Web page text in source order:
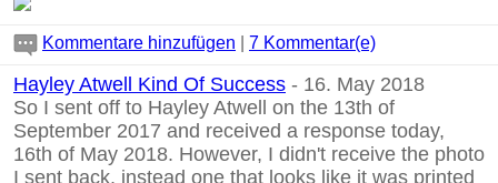
Kommentare hinzufügen 7 Kommentar(e)
Hayley Atwell Kind Of Success - 16. May 2018
So I sent off to Hayley Atwell on the 13th of
September 2017 and received a response today,
16th of May 2018. However, I didn't receive the photo
I sent back, instead one that looks like it was printed